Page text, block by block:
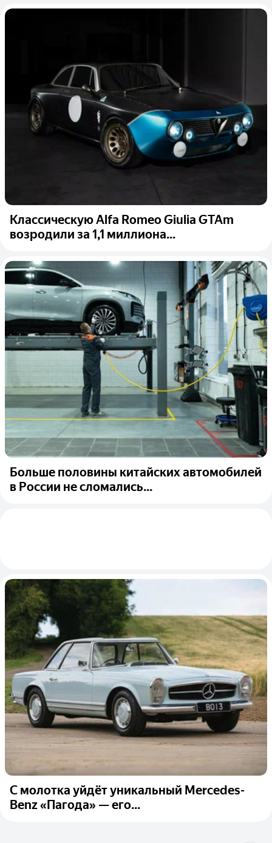
Классическую Alfa Romeo Giulia GTAm
возродили за 1,1 миллиона...
Больше половины китайских автомобилей
в России не сломались...
С молотка уйдёт уникальный Mercedes-
Benz «Пагода» — его...